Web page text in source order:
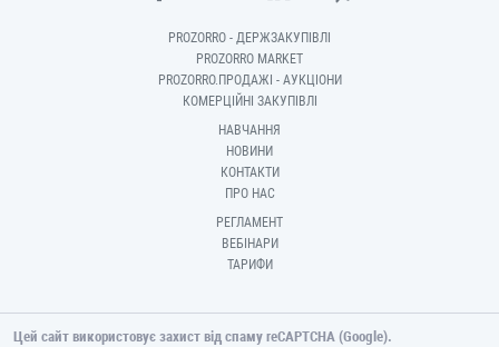
PROZORRO - ДЕРЖЗАКУПІВЛІ
PROZORRO MARKET
PROZORRO.ПРОДАЖІ - АУКЦІОНИ
КОМЕРЦІЙНІ ЗАКУПІВЛІ
НАВЧАННЯ
НОВИНИ
КОНТАКТИ
ПРО НАС
РЕГЛАМЕНТ
ВЕБІНАРИ
ТАРИФИ
Цей сайт використовує захист від спаму reCAPTCHA (Google).